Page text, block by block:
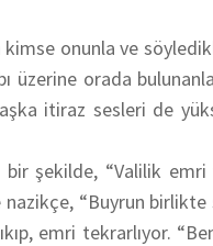
kimse onunla ve
üzerine orada
itiraz sesleri de
şekilde, “Valilik
“Buyrun
emri tekrarlıyor.